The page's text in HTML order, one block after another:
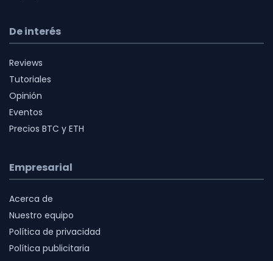
De interés
Reviews
Tutoriales
Opinión
Eventos
Precios BTC y ETH
Empresarial
Acerca de
Nuestro equipo
Política de privacidad
Política publicitaria